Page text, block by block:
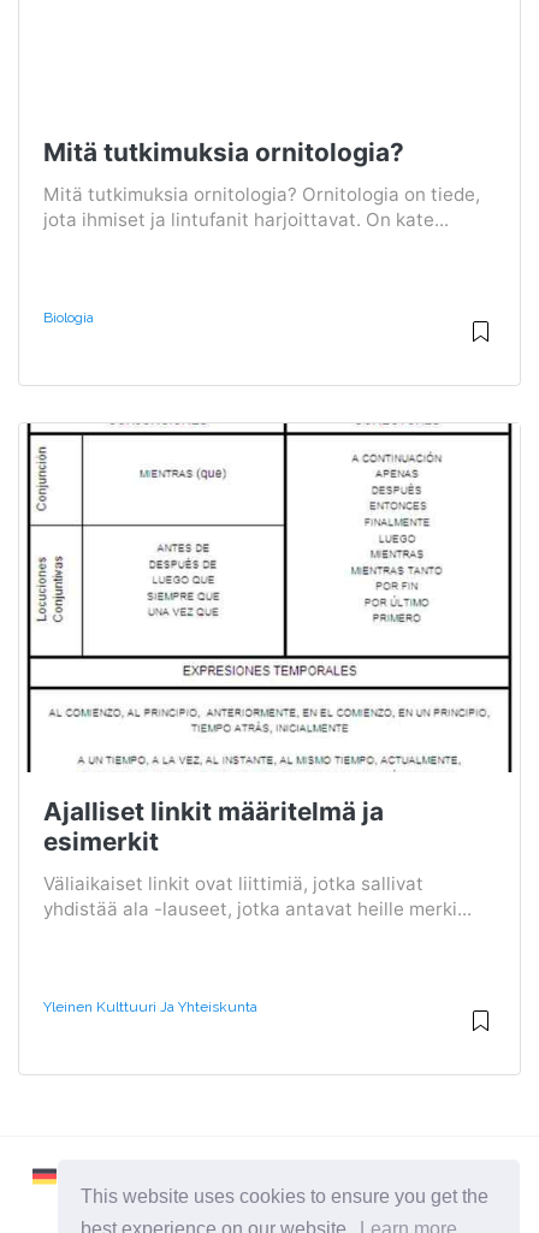
This website uses cookies to ensure you get the
Mitä tutkimuksia ornitologia?
Mitä tutkimuksia ornitologia? Ornitologia on tiede,
jota ihmiset ja lintufanit harjoittavat. On kate...
Biologia
Ajalliset linkit määritelmä ja
esimerkit
Väliaikaiset linkit ovat liittimiä, jotka sallivat
yhdistää ala -lauseet, jotka antavat heille merki...
Yleinen Kulttuuri Ja Yhteiskunta